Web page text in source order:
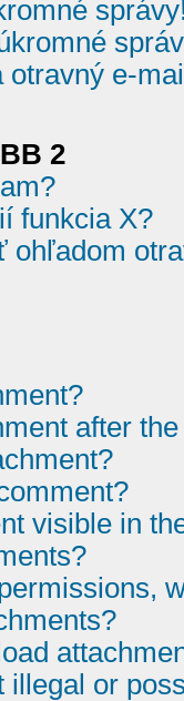
e-
2
funkcia X?
ohľadom
after
visible in
illegal or